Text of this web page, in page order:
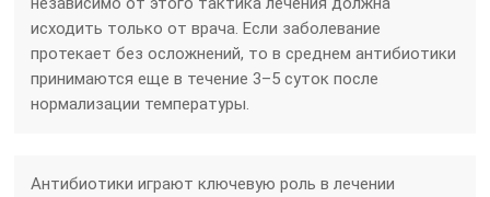
исходить только от врача. Если заболевание
протекает без осложнений, то в среднем антибиотики
принимаются еще в течение 3–5 суток после
нормализации температуры.
Антибиотики играют ключевую роль в лечении